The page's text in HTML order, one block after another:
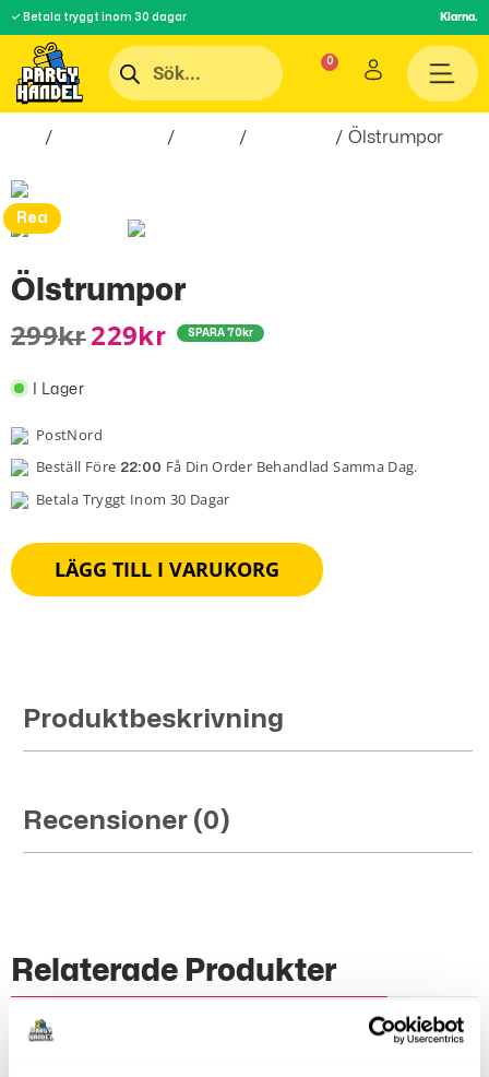
✓ Betala tryggt inom 30 dagar Klarna.
/ / / / Ölstrumpor
Rea
Ölstrumpor
299Kr 229 Kr SPARA70 kr
I Lager
PostNord
Beställ Före 22:00 Få Din Order Behandlad Samma Dag.
Betala Tryggt Inom 30 Dagar
LÄGG TILL I VARUKORG
Produktbeskrivning
Recensioner (0)
Relaterade Produkter